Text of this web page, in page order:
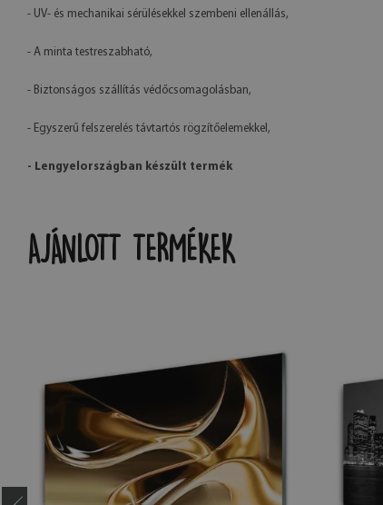
- UV- és mechanikai sérülésekkel szembeni ellenállás,
- A minta testreszabható,
- Biztonságos szállítás védőcsomagolásban,
- Egyszerű felszerelés távtartós rögzítőelemekkel,
- Lengyelországban készült termék
AJÁNLOTT TERMÉKEK